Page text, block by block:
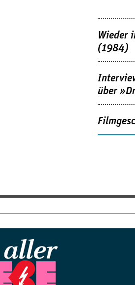
Wieder
(1984)
über